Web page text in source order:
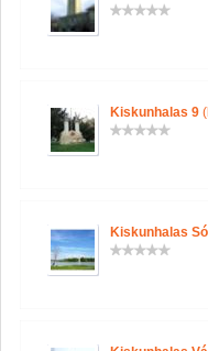
Kiskunhalas 9
Kiskunhalas